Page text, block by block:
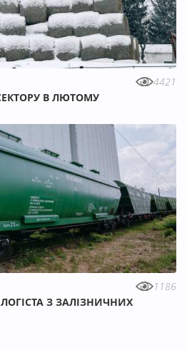
4421
В ЛЮТОМУ
1186
З ЗАЛІЗНИЧНИХ